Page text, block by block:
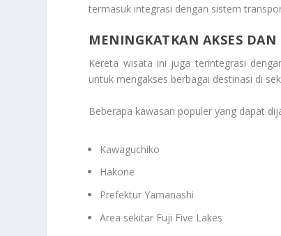
termasuk integrasi dengan sistem
MENINGKATKAN AKSES
Kereta wisata ini juga terintegrasi
untuk mengakses berbagai destinasi di
Beberapa kawasan populer yang dapat
Kawaguchiko
Hakone
Prefektur Yamanashi
Area sekitar Fuji Five Lakes